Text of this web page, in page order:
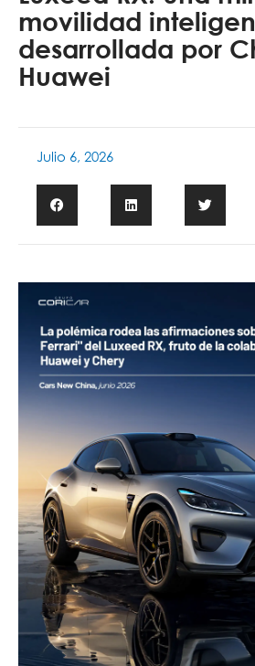
movilidad
desarrollada por
Huawei
Julio 6, 2026